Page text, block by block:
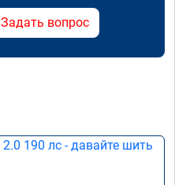
Задать вопрос